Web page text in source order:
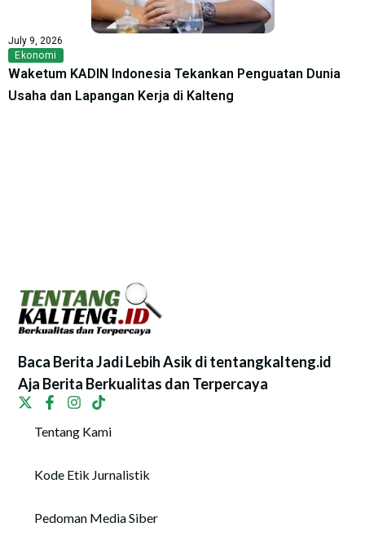
July 9, 2026
Ekonomi
Waketum KADIN Indonesia Tekankan Penguatan Dunia
Usaha dan Lapangan Kerja di Kalteng
Baca Berita Jadi Lebih Asik di tentangkalteng.id
Aja Berita Berkualitas dan Terpercaya
Tentang Kami
Kode Etik Jurnalistik
Pedoman Media Siber